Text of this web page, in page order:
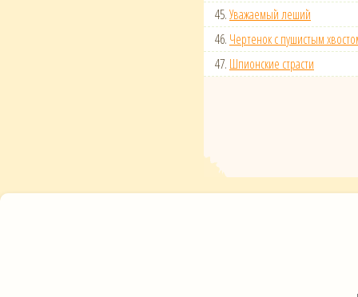
45.Уважаемый леший
46. Чертенок с пушистым
47. Шпионские страсти